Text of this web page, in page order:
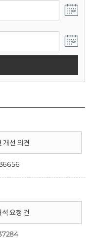
개선 의견
요청 건